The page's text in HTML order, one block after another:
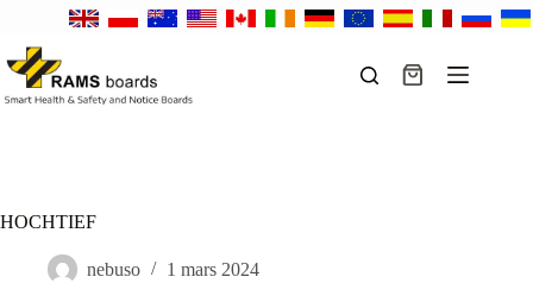
contenu
Panier
HOCHTIEF
nebuso 1 mars 2024